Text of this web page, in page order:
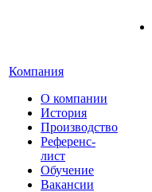
Компания
О компании
История
Производство
Референс-
лист
Обучение
Вакансии